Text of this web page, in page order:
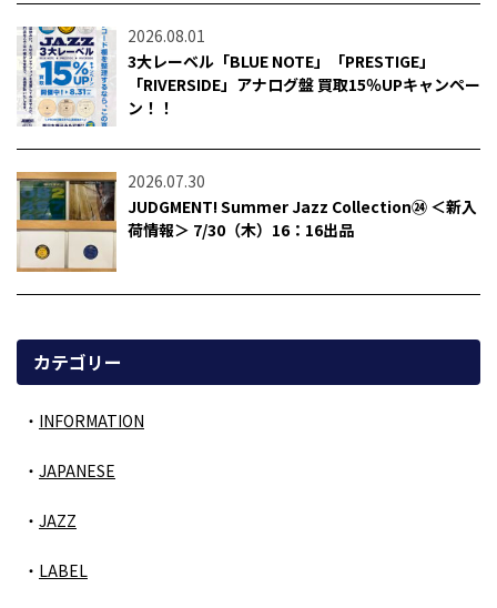
2026.08.01
3大レーベル「BLUE NOTE」「PRESTIGE」
「RIVERSIDE」アナログ盤 買取15％UPキャンペー
ン！！
2026.07.30
JUDGMENT! Summer Jazz Collection㉔ ＜新入
荷情報＞ 7/30（木）16：16出品
カテゴリー
INFORMATION
JAPANESE
JAZZ
LABEL